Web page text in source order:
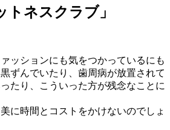
トネスクラブ」
ッションにも気をつかっているにも
ずんでいたり、歯周病が放置されて
たり、こういった方が残念なことに
に時間とコストをかけないのでしょ